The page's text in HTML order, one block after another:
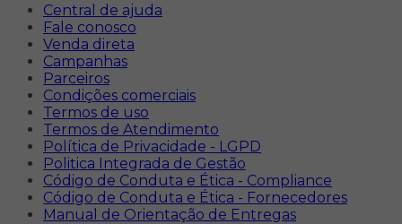
Central de ajuda
Fale conosco
Venda direta
Campanhas
Parceiros
Condições comerciais
Termos de uso
Termos de Atendimento
Política de Privacidade - LGPD
Politica Integrada de Gestão
Código de Conduta e Ética - Compliance
Código de Conduta e Ética - Fornecedores
Manual de Orientação de Entregas